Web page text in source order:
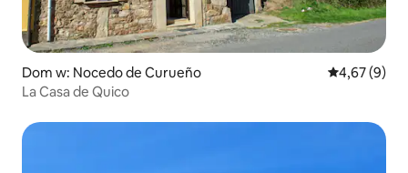
Dom w: Nocedo de Curueño Średnia
4,67 (9)
La Casa de Quico